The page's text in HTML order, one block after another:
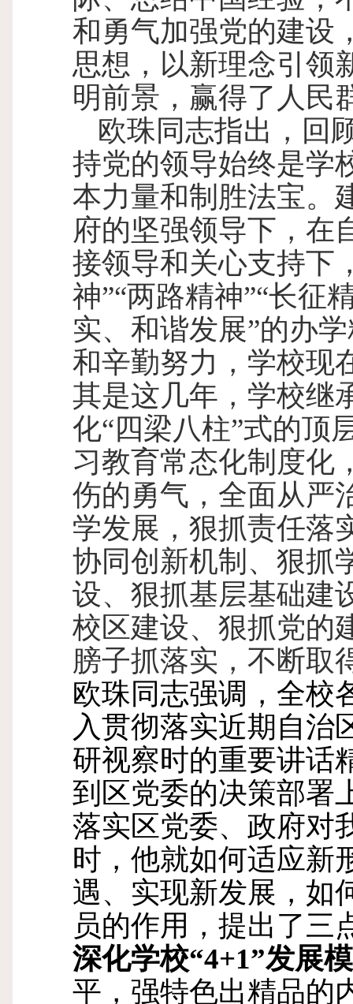
和勇气加强党的建设
思想，以新理念引领
明前景，赢得了人民
欧珠同志指出，回
持党的领导始终是学
本力量和制胜法宝。
府的坚强领导下，在
接领导和关心支持下
神”“两路精神”“长征
实、和谐发展”的办
和辛勤努力，学校现
其是这几年，学校继
化“四梁八柱”式的顶
习教育常态化制度化
伤的勇气，全面从严
学发展，狠抓责任落
协同创新机制、狠抓
设、狠抓基层基础建
校区建设、狠抓党的
膀子抓落实，不断取
欧珠同志强调，全校
入贯彻落实近期自治
研视察时的重要讲话
到区党委的决策部署
落实区党委、政府对
时，他就如何适应新
遇、实现新发展，如
员的作用，提出了三
深化学校“4+1”发展
平，强特色出精品的